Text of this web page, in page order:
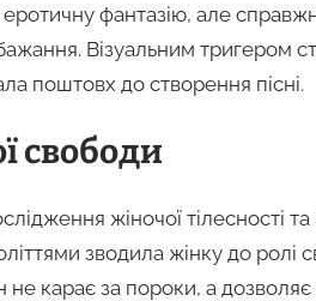
фантазію, але
Візуальним тригером
поштовх до створення пісні.
свободи
жіночої тілесності
зводила жінку до ролі
карає за пороки, а